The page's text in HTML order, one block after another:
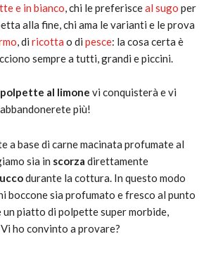
e in bianco, chi le preferisceal sugo per
alla fine, chi ama le varianti e le prova
, di ricotta o di pesce: la cosa certa è
sempre a tutti, grandi e piccini.
polpette al limone vi conquisterà e vi
più!
a base di carne macinata profumate al
sia in scorza direttamente
durante la cottura. In questo modo
boccone sia profumato e fresco al punto
piatto di polpette super morbide,
ho convinto a provare?